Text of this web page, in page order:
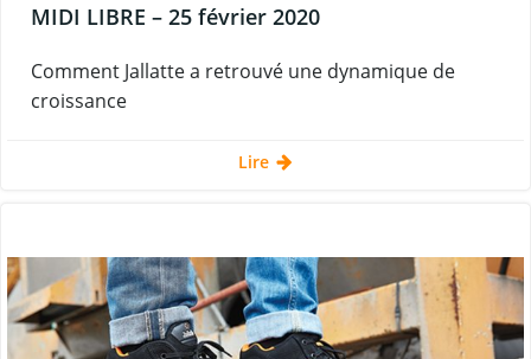
MIDI LIBRE – 25 février 2020
Comment Jallatte a retrouvé une dynamique de
croissance
Lire